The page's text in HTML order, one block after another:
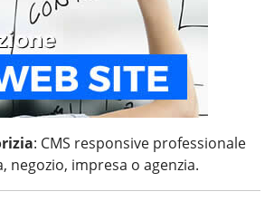
: CMS responsive professionale
negozio, impresa o agenzia.